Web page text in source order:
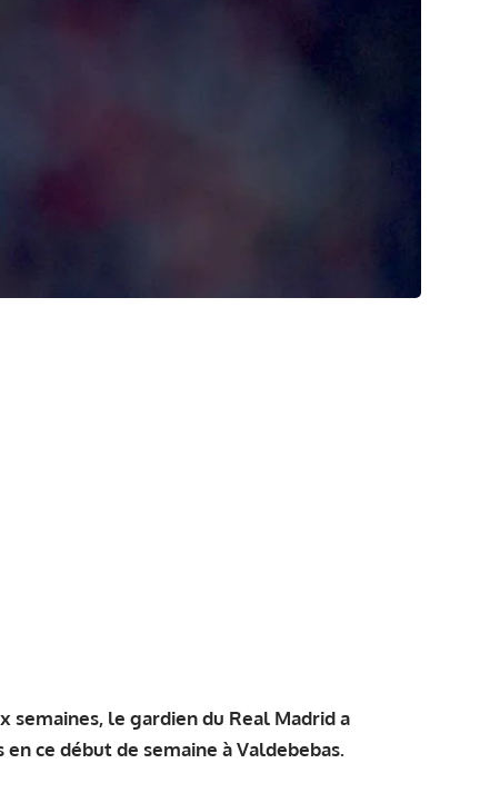
semaines, le gardien du Real Madrid a
ce début de semaine à Valdebebas.